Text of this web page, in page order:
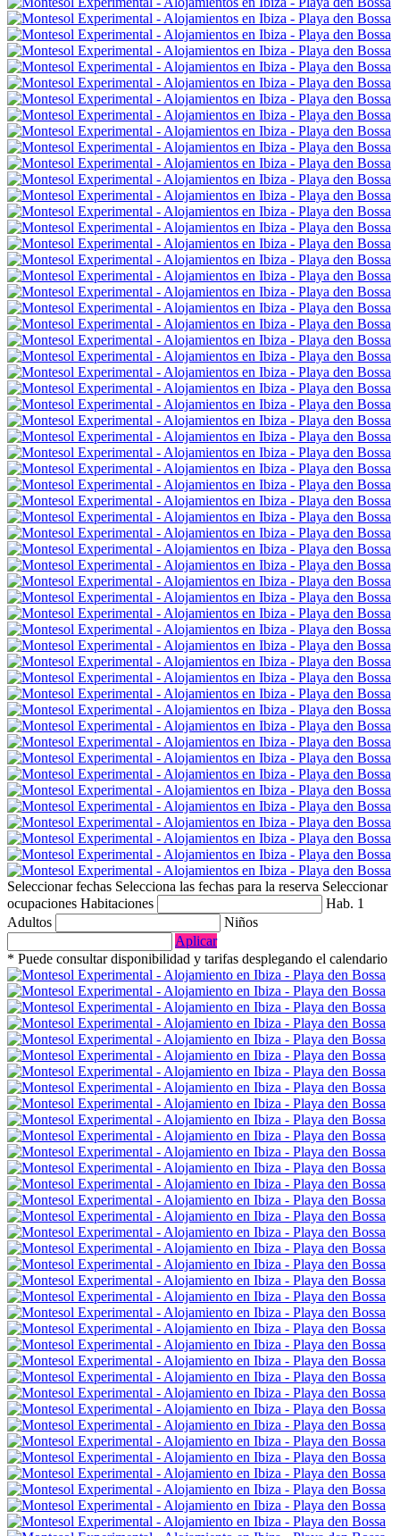
Seleccionar fechas Selecciona las fechas para la reserva Seleccionar
ocupaciones Habitaciones
Hab. 1
Adultos
Niños
Aplicar
* Puede consultar disponibilidad y tarifas desplegando el calendario